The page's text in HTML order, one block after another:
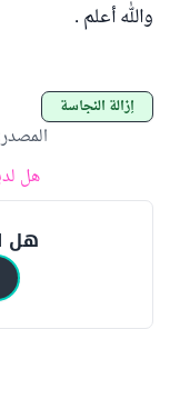
والله أعلم .
إزالة النجاسة
المصدر
هل
هل